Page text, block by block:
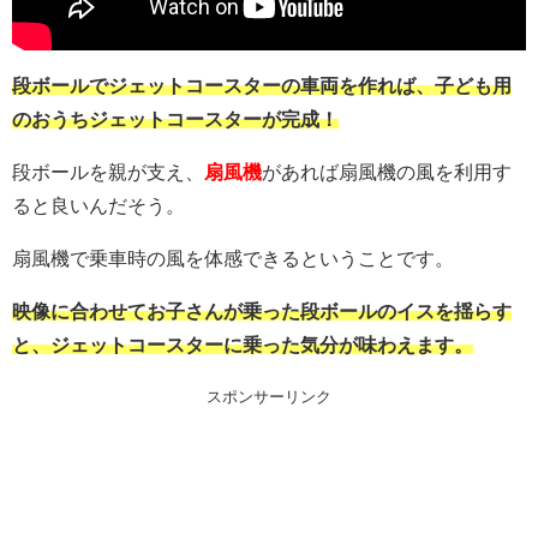
段ボールでジェットコースターの車両を作れば、子ども用
のおうちジェットコースターが完成！
段ボールを親が支え、 扇風機があれば扇風機の風を利用す
ると良いんだそう。
扇風機で乗車時の風を体感できるということです。
映像に合わせてお子さんが乗った段ボールのイスを揺らす
と、ジェットコースターに乗った気分が味わえます。
スポンサーリンク